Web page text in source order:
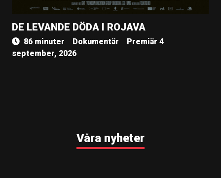
DE LEVANDE DÖDA I ROJAVA
86 minuter Dokumentär
Premiär 4
september, 2026
Våra nyheter